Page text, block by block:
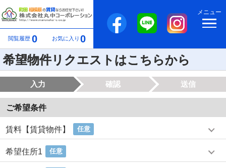
閲覧履歴 0 お気に入り 0
メニュー
希望物件リクエストはこちらから
入力 確認 送信
ご希望条件
賃料【賃貸物件】 任意
希望住所1 任意